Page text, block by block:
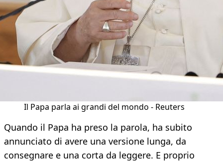
Il Papa parla ai grandi del mondo - Reuters
Quando il Papa ha preso la parola, ha subito
annunciato di avere una versione lunga, da
consegnare e una corta da leggere. E proprio